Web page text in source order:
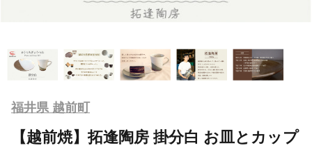
福井県 越前町
【越前焼】拓逢陶房 掛分白 お皿とカップ